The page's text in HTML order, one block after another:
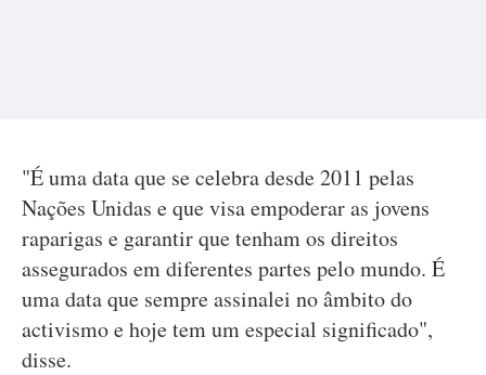
"É uma data que se celebra desde 2011 pelas
Nações Unidas e que visa empoderar as jovens
raparigas e garantir que tenham os direitos
assegurados em diferentes partes pelo mundo. É
uma data que sempre assinalei no âmbito do
activismo e hoje tem um especial significado",
disse.